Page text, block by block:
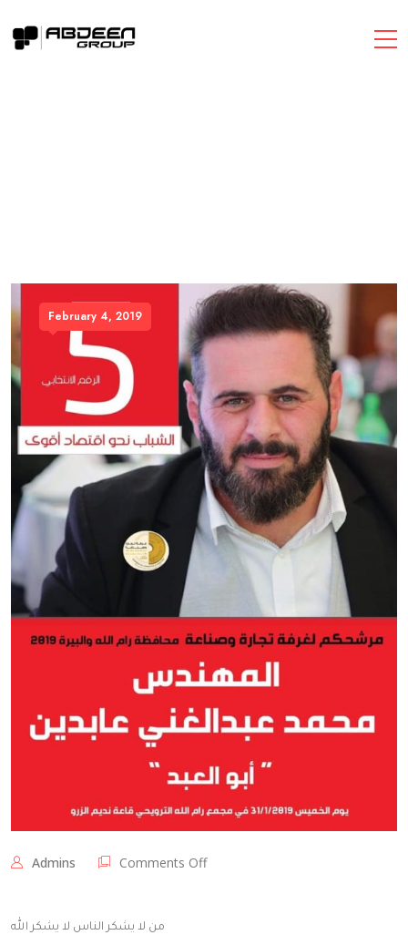
February 4, 2019
Admins Comments Offon
من لا يشكر الناس لا يشكر الله